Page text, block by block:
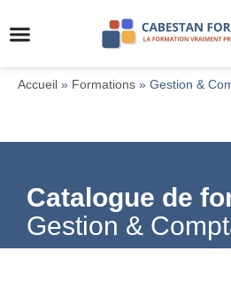
Accueil » Formations » Gestion &
Gestion &
Catalogue de